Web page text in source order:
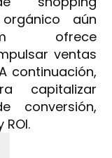
aún
ofrece
ventas
continuación,
capitalizar
conversión,